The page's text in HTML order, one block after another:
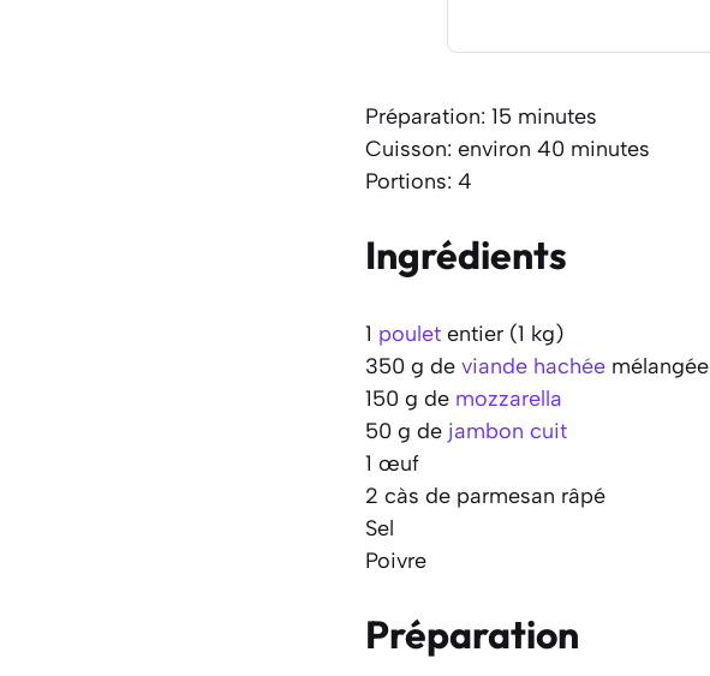
Préparation: 15 minutes
Cuisson: environ 40 minutes
Portions: 4
Ingrédients
1 poulet entier (1 kg)
350 g de viande hachée mélangée
150 g de mozzarella
50 g de jambon cuit
1 œuf
2 càs de parmesan râpé
Sel
Poivre
Préparation